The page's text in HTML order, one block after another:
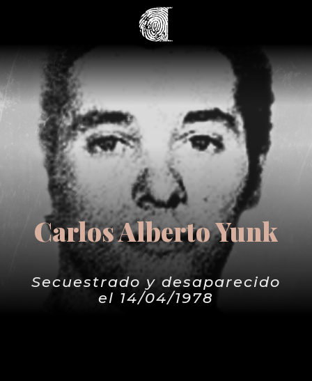
Carlos Alberto Yunk
Secuestrado y desaparecido
el 14/04/1978